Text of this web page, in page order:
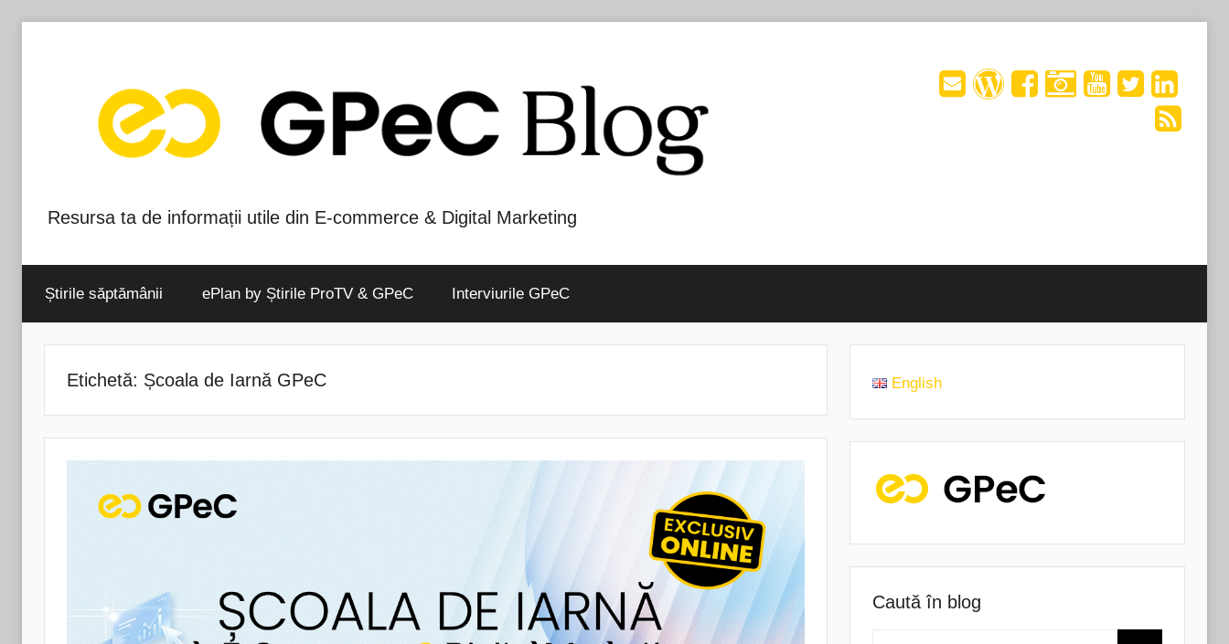
Blog-
ul
GPeC
Resursa ta de informații utile din E-commerce & Digital Marketing
Știrile săptămânii ePlan by Știrile ProTV & GPeC Interviurile GPeC
Etichetă: Școala de Iarnă GPeC English
Caută în blog